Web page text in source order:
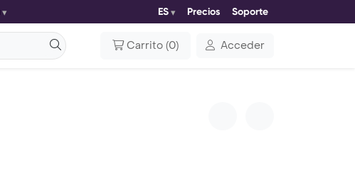
ES Precios Soporte
Carrito (0) Acceder